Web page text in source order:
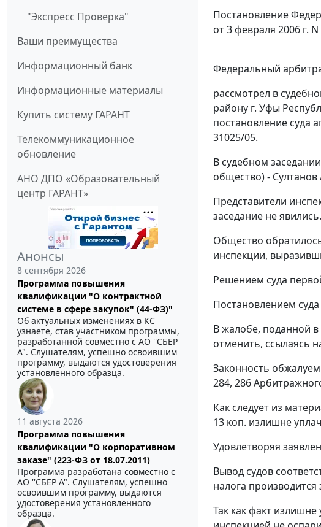
"Экспресс Проверка"
Ваши преимущества
Информационный банк
Информационные материалы
Купить систему ГАРАНТ
Телекоммуникационное
обновление
АНО ДПО «Образовательный
центр ГАРАНТ»
Анонсы
8 сентября 2026
Программа повышения
квалификации "О контрактной
системе в сфере закупок" (44-ФЗ)"
Об актуальных изменениях в КС
узнаете, став участником программы,
разработанной совместно с АО ''СБЕР
А". Слушателям, успешно освоившим
программу, выдаются удостоверения
установленного образца.
11 августа 2026
Программа повышения
квалификации "О корпоративном
заказе" (223-ФЗ от 18.07.2011)
Программа разработана совместно с
АО ''СБЕР А". Слушателям, успешно
освоившим программу, выдаются
удостоверения установленного
образца.
Постановление
от 3 февраля 2006 г.
Федеральный
рассмотрел в
району г. Уфы
постановление суда
31025/05.
В судебном
общество) - Султанов
Представители
заседание не явились.
Общество
инспекции,
Решением суда
Постановлением
В жалобе, поданной
отменить, ссылаясь
Законность
284, 286
Как следует из
13 коп. излишне
Удовлетворяя
Вывод судов
налога
Так как факт